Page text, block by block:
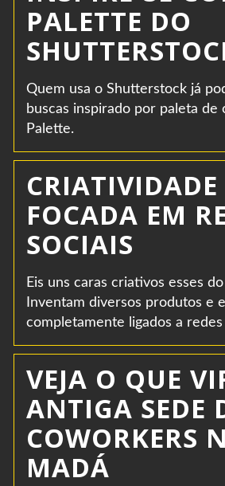
PALETTE DO
Quem usa o Shutterstock já
buscas inspirado por paleta de
Palette.
CRIATIVIDADE
FOCADA EM
SOCIAIS
Eis uns caras criativos esses
Inventam diversos produtos e
completamente ligados a redes
VEJA O QUE
ANTIGA SEDE
COWORKERS
MADÁ